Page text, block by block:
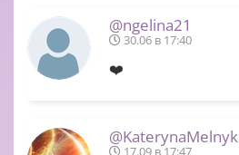
@ngelina21
30.06 в 17:40
❤️
@KaterynaMelnyk
17.09 в 17:47